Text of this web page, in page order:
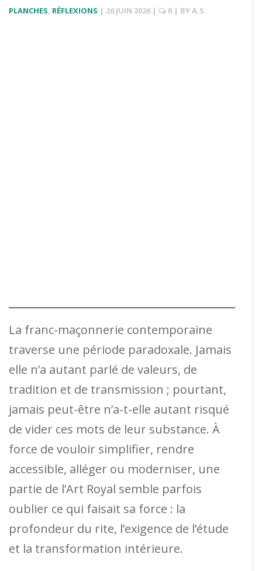
PLANCHES, RÉFLEXIONS | 26 JUIN 2026 | 0 | BYA.S.
La franc-maçonnerie contemporaine
traverse une période paradoxale. Jamais
elle n’a autant parlé de valeurs, de
tradition et de transmission ; pourtant,
jamais peut-être n’a-t-elle autant risqué
de vider ces mots de leur substance. À
force de vouloir simplifier, rendre
accessible, alléger ou moderniser, une
partie de l’Art Royal semble parfois
oublier ce qui faisait sa force : la
profondeur du rite, l’exigence de l’étude
et la transformation intérieure.